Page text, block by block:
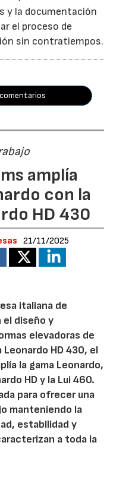
y la documentación
el proceso de
sin contratiempos.
amplía
con la
HD 430
21/11/2025
italiana de
el diseño y
elevadoras de
HD 430, el
la gama Leonardo,
HD y la Lui 460.
para ofrecer una
manteniendo la
estabilidad y
a toda la